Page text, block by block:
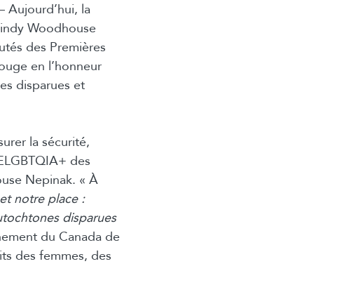
Aujourd’hui, la
Woodhouse
des Premières
en l’honneur
disparues et
la sécurité,
des
Nepinak. « À
notre place :
disparues
du Canada de
des femmes, des